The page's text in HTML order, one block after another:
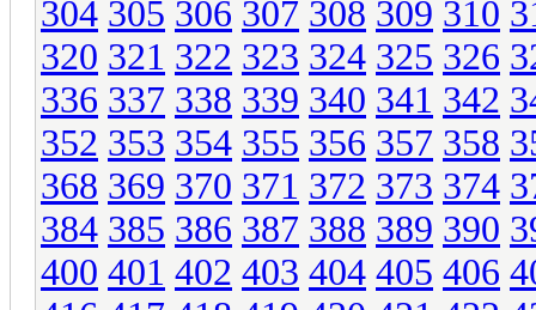
304 305 306 307 308 309 310
320 321 322 323 324 325 326
336 337 338 339 340 341 342
352 353 354 355 356 357 358
368 369 370 371 372 373 374
384 385 386 387 388 389 390
400 401 402 403 404 405 406